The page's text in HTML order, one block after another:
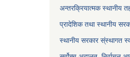
अन्तरक्रियात्मक स्थानीय
प्रादेशिक तथा स्थानीय
स्थानीय सरकार स्ंस्थागत